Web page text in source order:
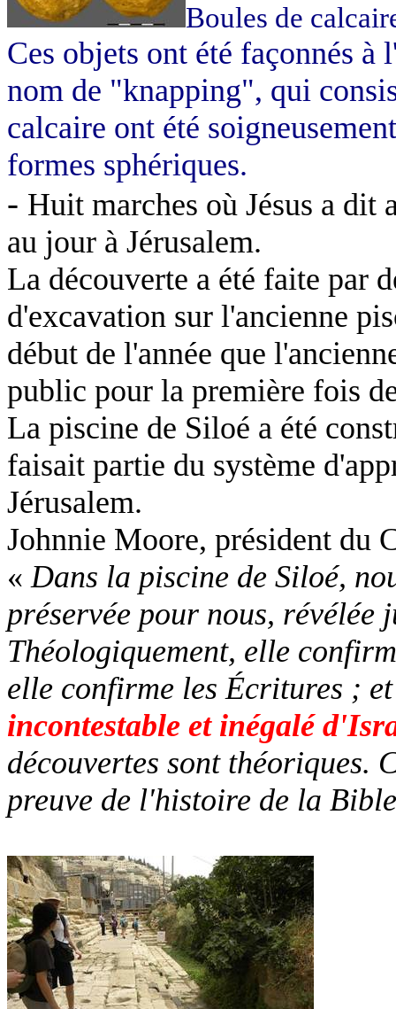
Boules de
Ces objets ont été façonnés à
nom de "knapping", qui
calcaire ont été
formes sphériques.
- Huit marches où Jésus a dit
au jour à Jérusalem.
La découverte a été faite par
d'excavation sur l'ancienne
début de l'année que
public pour la première fois
La piscine de Siloé a été
faisait partie du système
Jérusalem.
Johnnie Moore, président du
« Dans la piscine de Siloé,
préservée pour nous, révélée
Théologiquement, elle
elle confirme les Écritures ;
incontestable et inégalé
découvertes sont théoriques.
preuve de l'histoire de la